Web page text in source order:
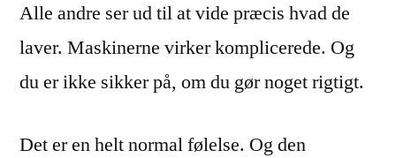
Alle andre ser ud til at vide præcis hvad de
laver. Maskinerne virker komplicerede. Og
du er ikke sikker på, om du gør noget rigtigt.
Det er en helt normal følelse. Og den